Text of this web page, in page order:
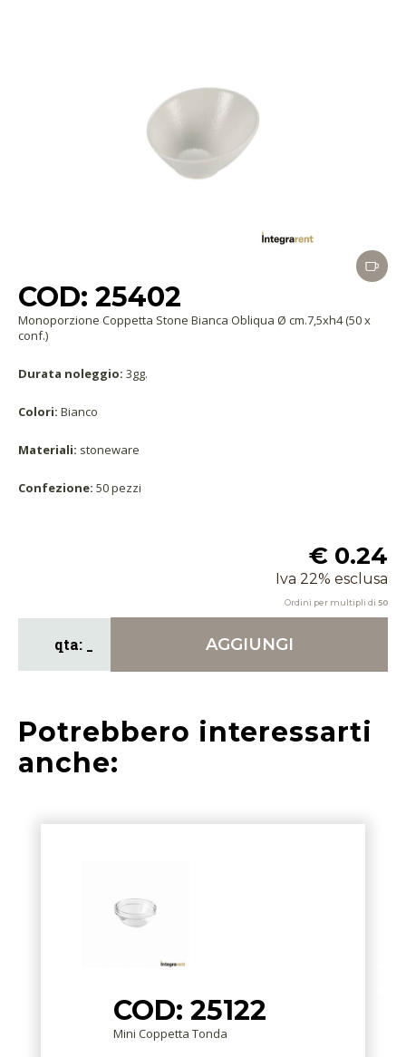
COD: 25402
Monoporzione Coppetta Stone Bianca Obliqua Ø cm.7,5xh4 (50 x
conf.)
Durata noleggio: 3gg.
Colori: Bianco
Materiali: stoneware
Confezione: 50 pezzi
€ 0.24
Iva 22% esclusa
Ordini per multipli di 50
AGGIUNGI
Potrebbero interessarti
anche:
COD: 25122
Mini Coppetta Tonda